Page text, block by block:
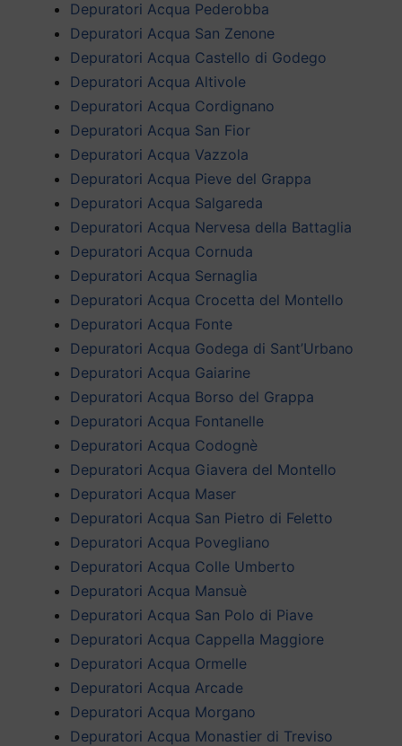
Depuratori Acqua Pederobba
Depuratori Acqua San Zenone
Depuratori Acqua Castello di Godego
Depuratori Acqua Altivole
Depuratori Acqua Cordignano
Depuratori Acqua San Fior
Depuratori Acqua Vazzola
Depuratori Acqua Pieve del Grappa
Depuratori Acqua Salgareda
Depuratori Acqua Nervesa della Battaglia
Depuratori Acqua Cornuda
Depuratori Acqua Sernaglia
Depuratori Acqua Crocetta del Montello
Depuratori Acqua Fonte
Depuratori Acqua Godega di Sant’Urbano
Depuratori Acqua Gaiarine
Depuratori Acqua Borso del Grappa
Depuratori Acqua Fontanelle
Depuratori Acqua Codognè
Depuratori Acqua Giavera del Montello
Depuratori Acqua Maser
Depuratori Acqua San Pietro di Feletto
Depuratori Acqua Povegliano
Depuratori Acqua Colle Umberto
Depuratori Acqua Mansuè
Depuratori Acqua San Polo di Piave
Depuratori Acqua Cappella Maggiore
Depuratori Acqua Ormelle
Depuratori Acqua Arcade
Depuratori Acqua Morgano
Depuratori Acqua Monastier di Treviso